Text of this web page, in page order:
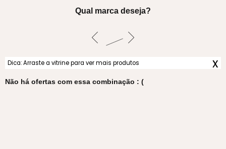
Qual marca deseja?
Dica: Arraste a vitrine para ver mais produtos x
Não há ofertas com essa combinação : (